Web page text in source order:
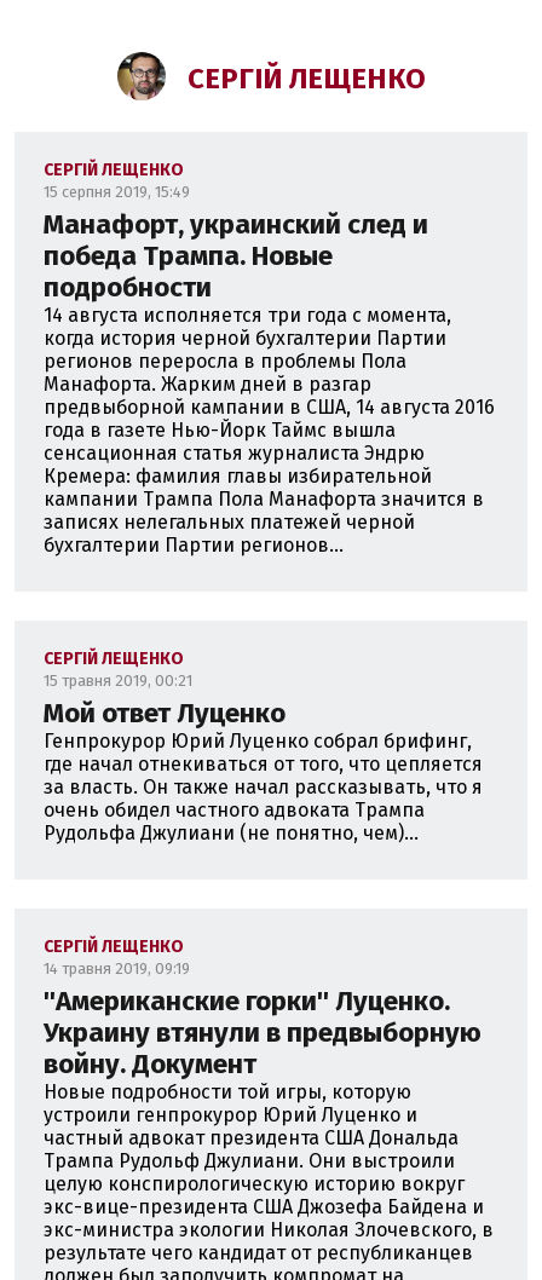
СЕРГІЙ ЛЕЩЕНКО
СЕРГІЙ ЛЕЩЕНКО
15 серпня 2019, 15:49
Манафорт, украинский след и
победа Трампа. Новые
подробности
14 августа исполняется три года с момента,
когда история черной бухгалтерии Партии
регионов переросла в проблемы Пола
Манафорта. Жарким дней в разгар
предвыборной кампании в США, 14 августа 2016
года в газете Нью-Йорк Таймс вышла
сенсационная статья журналиста Эндрю
Кремера: фамилия главы избирательной
кампании Трампа Пола Манафорта значится в
записях нелегальных платежей черной
бухгалтерии Партии регионов...
СЕРГІЙ ЛЕЩЕНКО
15 травня 2019, 00:21
Мой ответ Луценко
Генпрокурор Юрий Луценко собрал брифинг,
где начал отнекиваться от того, что цепляется
за власть. Он также начал рассказывать, что я
очень обидел частного адвоката Трампа
Рудольфа Джулиани (не понятно, чем)...
СЕРГІЙ ЛЕЩЕНКО
14 травня 2019, 09:19
''Американские горки'' Луценко.
Украину втянули в предвыборную
войну. Документ
Новые подробности той игры, которую
устроили генпрокурор Юрий Луценко и
частный адвокат президента США Дональда
Трампа Рудольф Джулиани. Они выстроили
целую конспирологическую историю вокруг
экс-вице-президента США Джозефа Байдена и
экс-министра экологии Николая Злочевского, в
результате чего кандидат от республиканцев